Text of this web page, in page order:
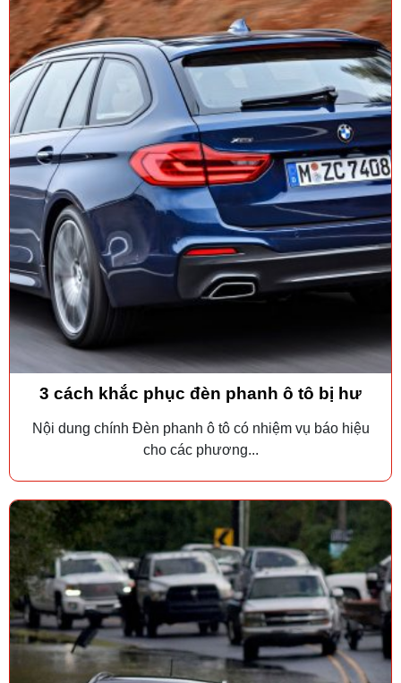
3 cách khắc phục đèn phanh ô tô bị hư
Nội dung chính Đèn phanh ô tô có nhiệm vụ báo hiệu
cho các phương...